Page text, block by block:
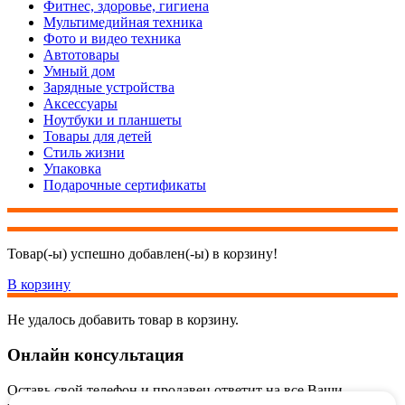
Фитнес, здоровье, гигиена
Мультимедийная техника
Фото и видео техника
Автотовары
Умный дом
Зарядные устройства
Аксессуары
Ноутбуки и планшеты
Товары для детей
Стиль жизни
Упаковка
Подарочные сертификаты
Товар(-ы) успешно добавлен(-ы) в корзину!
В корзину
Не удалось добавить товар в корзину.
Онлайн консультация
Оставь свой телефон и продавец ответит на все Ваши